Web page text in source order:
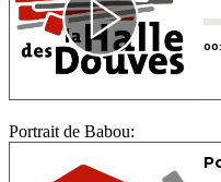
Portrait de Babou: